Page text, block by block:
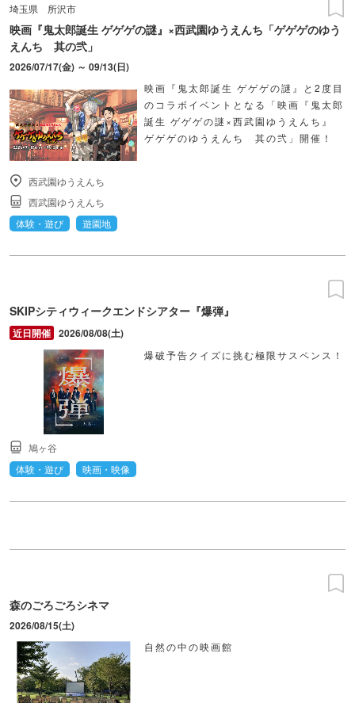
埼玉県 所沢市
映画『鬼太郎誕生 ゲゲゲの謎』×西武園ゆうえんち「ゲゲゲのゆう
えんち 其の弐」
2026/07/17(金) ～ 09/13(日)
映画『鬼太郎誕生 ゲゲゲの謎』と2度目
のコラボイベントとなる「映画『鬼太郎
誕生 ゲゲゲの謎×西武園ゆうえんち』
ゲゲゲのゆうえんち 其の弐」開催！
西武園ゆうえんち
西武園ゆうえんち
体験・遊び
遊園地
SKIPシティウィークエンドシアター『爆弾』
2026/08/08(土)
爆破予告クイズに挑む極限サスペンス！
鳩ヶ谷
体験・遊び
映画・映像
森のごろごろシネマ
2026/08/15(土)
自然の中の映画館